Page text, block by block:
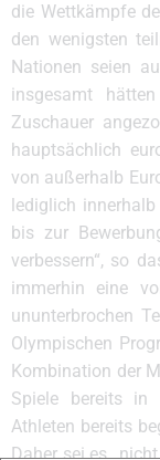
die Wettkämpfe
den wenigsten
Nationen seien
insgesamt
Zuschauer
hauptsächlich
von außerhalb
lediglich
bis zur
verbessern“, so
immerhin eine
ununterbrochen
Olympischen
Kombination der
Spiele bereits in
Athleten bereits
Daher sei es